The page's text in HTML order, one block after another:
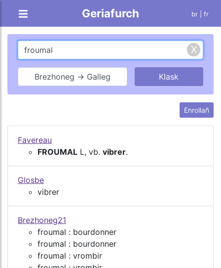
Geriafurch br | fr
Brezhoneg → Galleg
Enrollañ
Favereau
FROUMAL L, vb. vibrer.
Glosbe
vibrer
Brezhoneg21
froumal : bourdonner
froumal : bourdonner
froumal : vrombir